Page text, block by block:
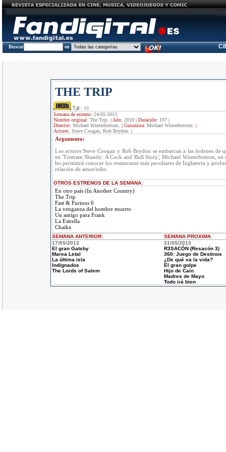
Buscar en
THE TRIP
7,0 / 10
Semana de estreno: 24/05/2013
Nombre original: The Trip. | Año: 2010| Duración: 107|
Director: Michael Winterbottom. | Guionista: Michael Winterbottom.
|
Actores: Steve Coogan, Rob Brydon. |
Argumento:
Los actores Steve Coogan y Rob Brydon se embarcan a las órdenes de
en 'Tristram Shandy: A Cock and Bull Story', Michael Winterbottom, en
les permitirá conocer los restaurante más peculiares de Inglaterra y
relación de amor/odio.
OTROS ESTRENOS DE LA SEMANA:
En otro país (In Another Country)
The Trip
Fast & Furious 6
La venganza del hombre muerto
Un amigo para Frank
La Estrella
Chaika
SEMANA ANTERIOR: SEMANA PROXIMA
17/05/2013
El gran Gatsby
Marea Letal
La última isla
Indignados
The Lords of Salem
31/05/2013
R3SACÓN (Resacón 3)
360: Juego de Destinos
¿De qué va la vida?
El gran golpe
Hijo de Caín
Madres de Mayo
Todo irá bien